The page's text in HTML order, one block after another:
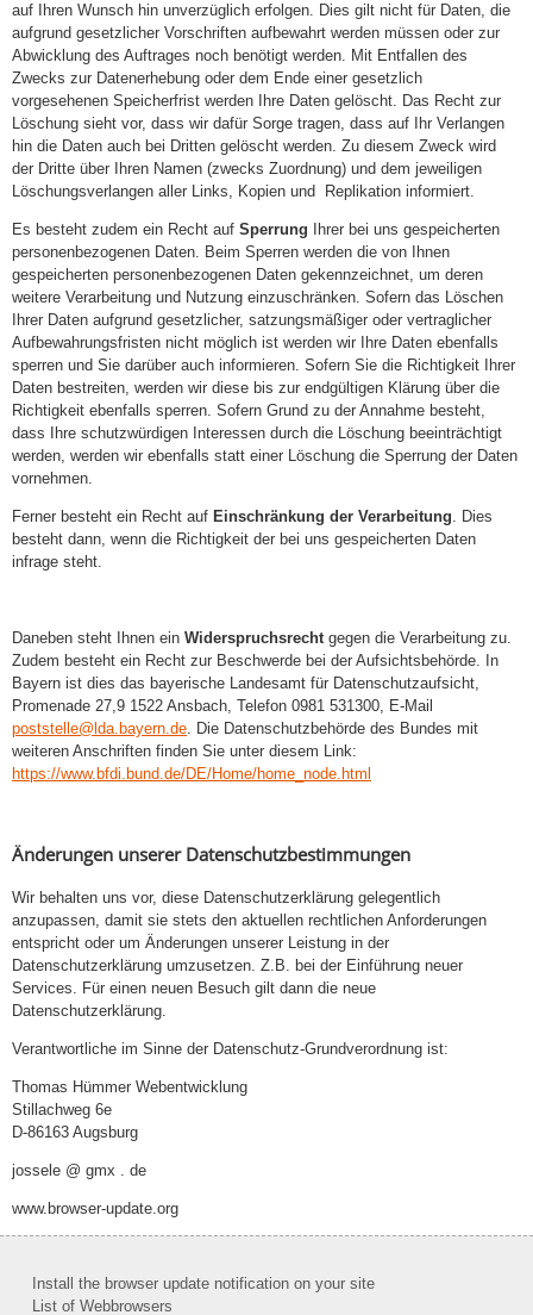
auf Ihren Wunsch hin unverzüglich erfolgen. Dies gilt nicht für Daten, die
aufgrund gesetzlicher Vorschriften aufbewahrt werden müssen oder zur
Abwicklung des Auftrages noch benötigt werden. Mit Entfallen des
Zwecks zur Datenerhebung oder dem Ende einer gesetzlich
vorgesehenen Speicherfrist werden Ihre Daten gelöscht. Das Recht zur
Löschung sieht vor, dass wir dafür Sorge tragen, dass auf Ihr Verlangen
hin die Daten auch bei Dritten gelöscht werden. Zu diesem Zweck wird
der Dritte über Ihren Namen (zwecks Zuordnung) und dem jeweiligen
Löschungsverlangen aller Links, Kopien und Replikation informiert.
Es besteht zudem ein Recht auf Sperrung
Ihrer bei uns gespeicherten
personenbezogenen Daten. Beim Sperren werden die von Ihnen
gespeicherten personenbezogenen Daten gekennzeichnet, um deren
weitere Verarbeitung und Nutzung einzuschränken. Sofern das Löschen
Ihrer Daten aufgrund gesetzlicher, satzungsmäßiger oder vertraglicher
Aufbewahrungsfristen nicht möglich ist werden wir Ihre Daten ebenfalls
sperren und Sie darüber auch informieren. Sofern Sie die Richtigkeit Ihrer
Daten bestreiten, werden wir diese bis zur endgültigen Klärung über die
Richtigkeit ebenfalls sperren. Sofern Grund zu der Annahme besteht,
dass Ihre schutzwürdigen Interessen durch die Löschung beeinträchtigt
werden, werden wir ebenfalls statt einer Löschung die Sperrung der Daten
vornehmen.
Ferner besteht ein Recht auf Einschränkung der Verarbeitung. Dies
besteht dann, wenn die Richtigkeit der bei uns gespeicherten Daten
infrage steht.
Daneben steht Ihnen ein Widerspruchsrechtgegen die Verarbeitung zu.
Zudem besteht ein Recht zur Beschwerde bei der Aufsichtsbehörde. In
Bayern ist dies das bayerische Landesamt für Datenschutzaufsicht,
Promenade 27,9 1522 Ansbach, Telefon 0981 531300, E-Mail
poststelle@lda.bayern.de. Die Datenschutzbehörde des Bundes mit
weiteren Anschriften finden Sie unter diesem Link:
https://www.bfdi.bund.de/DE/Home/home_node.html
Änderungen unserer Datenschutzbestimmungen
Wir behalten uns vor, diese Datenschutzerklärung gelegentlich
anzupassen, damit sie stets den aktuellen rechtlichen Anforderungen
entspricht oder um Änderungen unserer Leistung in der
Datenschutzerklärung umzusetzen. Z.B. bei der Einführung neuer
Services. Für einen neuen Besuch gilt dann die neue
Datenschutzerklärung.
Verantwortliche im Sinne der Datenschutz-Grundverordnung ist:
Thomas Hümmer Webentwicklung
Stillachweg 6e
D-86163 Augsburg
jossele @ gmx . de
www.browser-update.org
Install the browser update notification on your site
List of Webbrowsers